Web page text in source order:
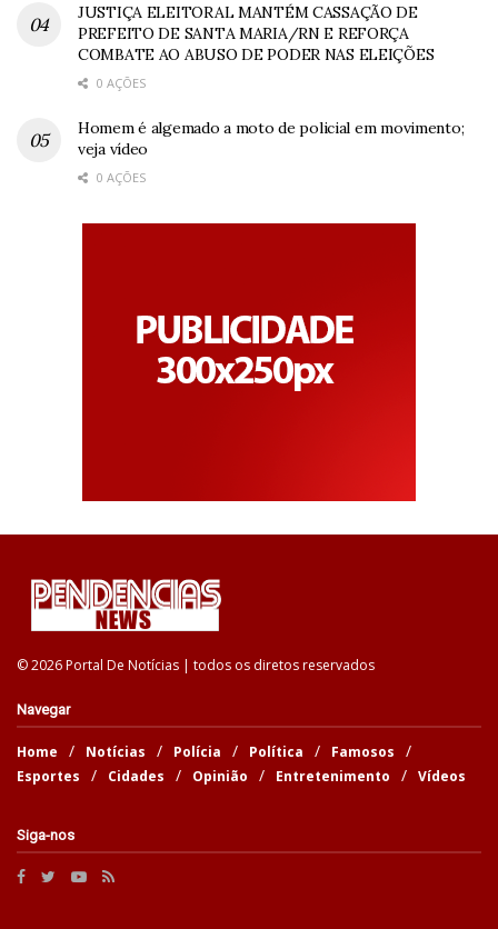
JUSTIÇA ELEITORAL MANTÉM CASSAÇÃO DE
PREFEITO DE SANTA MARIA/RN E REFORÇA
COMBATE AO ABUSO DE PODER NAS ELEIÇÕES
0 AÇÕES
Homem é algemado a moto de policial em movimento;
veja vídeo
0 AÇÕES
© 2026 Portal De Notícias | todos os diretos reservados
Navegar
Home Notícias Polícia Política
Famosos
Esportes
Cidades Opinião Entretenimento Vídeos
Siga-nos